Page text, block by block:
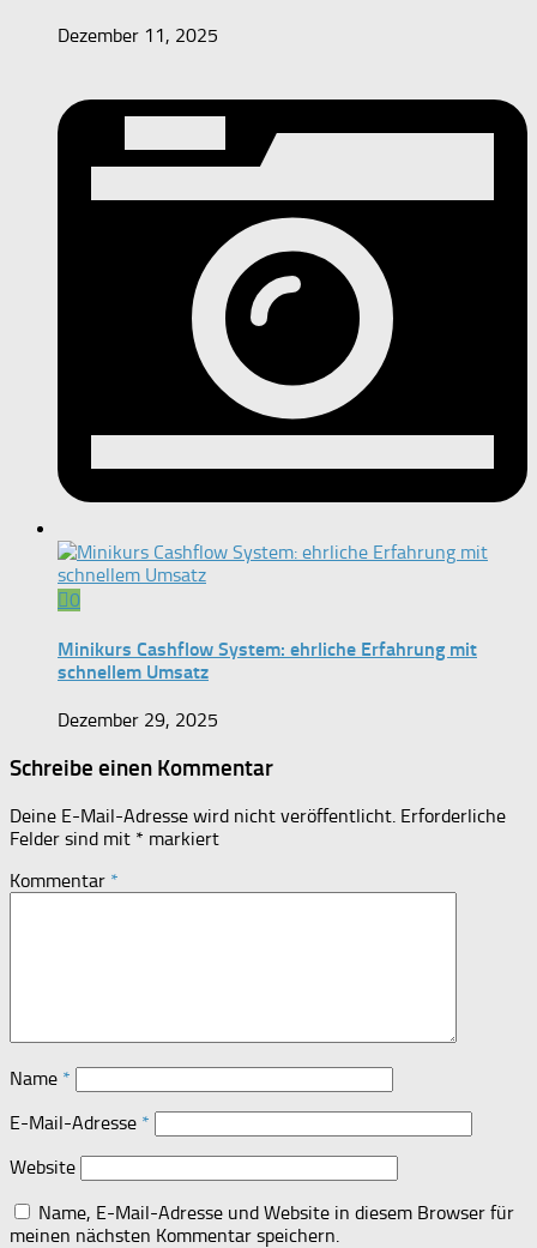
Dezember 11, 2025
0
Minikurs Cashflow System: ehrliche Erfahrung mit
schnellem Umsatz
Dezember 29, 2025
Schreibe einen Kommentar
Deine E-Mail-Adresse wird nicht veröffentlicht. Erforderliche
Felder sind mit * markiert
Kommentar *
Name *
E-Mail-Adresse *
Website
Name, E-Mail-Adresse und Website in diesem Browser für
meinen nächsten Kommentar speichern.